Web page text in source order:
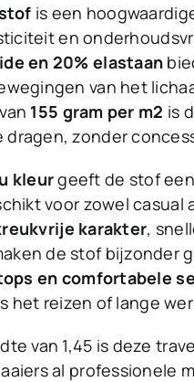
is een
en
en 20% elastaan
van het
155 gram per m2 is
dragen, zonder
kleurgeeft de stof een
voor zowel
karakter,
de stof bijzonder
en comfortabele
het reizen of lange
van 1,45 is deze
al professionele